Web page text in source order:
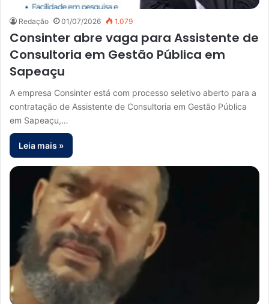
Redação 01/07/2026 1.079
Consinter abre vaga para Assistente de
Consultoria em Gestão Pública em
Sapeaçu
A empresa Consinter está com processo seletivo aberto para a
contratação de Assistente de Consultoria em Gestão Pública
em Sapeaçu,…
Leia mais »